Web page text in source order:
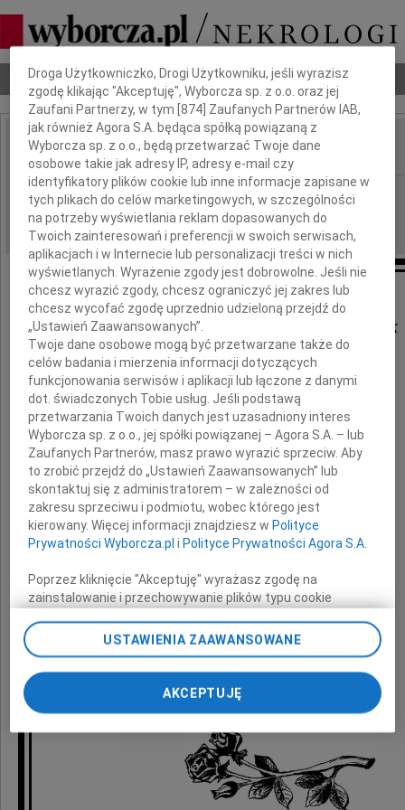
Nekrologi Odeszli Poradnik pogrzebowy
IMIĘ I NAZWISKO:
REGION: Warszawa
DATA EMISJI: 24.09.2009
Dr Monice Jachnie-Grzesiak
wyrazy głębokiego współczucia
z powodu śmierci
Taty
składają
pracownicy Kliniki
Chirurgii Plastycznej Dr Grzesiak
Dbamy o Twoją prywatność
Droga Użytkowniczko, Drogi Użytkowniku, jeśli wyrazisz
zgodę klikając "Akceptuję", Wyborcza sp. z o.o. oraz jej
Zaufani Partnerzy, w tym [874 ] Zaufanych Partnerów IAB,
jak również Agora S.A. będąca spółką powiązaną z
Wyborcza sp. z o.o., będą przetwarzać Twoje dane
osobowe takie jak adresy IP, adresy e-mail czy
identyfikatory plików cookie lub inne informacje zapisane w
tych plikach do celów marketingowych, w szczególności
na potrzeby wyświetlania reklam dopasowanych do
Twoich zainteresowań i preferencji w swoich serwisach,
aplikacjach i w Internecie lub personalizacji treści w nich
wyświetlanych. Wyrażenie zgody jest dobrowolne. Jeśli nie
chcesz wyrazić zgody, chcesz ograniczyć jej zakres lub
chcesz wycofać zgodę uprzednio udzieloną przejdź do
„Ustawień Zaawansowanych”.
Twoje dane osobowe mogą być przetwarzane także do
celów badania i mierzenia informacji dotyczących
funkcjonowania serwisów i aplikacji lub łączone z danymi
dot. świadczonych Tobie usług. Jeśli podstawą
przetwarzania Twoich danych jest uzasadniony interes
Wyborcza sp. z o.o., jej spółki powiązanej – Agora S.A. – lub
Zaufanych Partnerów, masz prawo wyrazić sprzeciw. Aby
to zrobić przejdź do „Ustawień Zaawansowanych” lub
skontaktuj się z administratorem – w zależności od
zakresu sprzeciwu i podmiotu, wobec którego jest
kierowany. Więcej informacji znajdziesz w Polityce
Prywatności Wyborcza.pl i Polityce Prywatności Agora S.A.
Poprzez kliknięcie "Akceptuję" wyrażasz zgodę na
zainstalowanie i przechowywanie plików typu cookie
na Twoim urządzeniu końcowym. Możesz też w każdej
chwili zmienić swoje preferencje dot. plików cookie,
ponownie wywołując narzędzie do zarządzania Twoimi
preferencjami dot. przetwarzania danych poprzez
odnośnik „Ustawienia prywatności” w stopce serwisu i
Zmiana ustawień plików cookie możliwa jest także za
pomocą ustawień przeglądarki.
My, nasi Zaufani Partnerzy i Agora S.A. możemy
USTAWIENIA ZAAWANSOWANE
AKCEPTUJĘ